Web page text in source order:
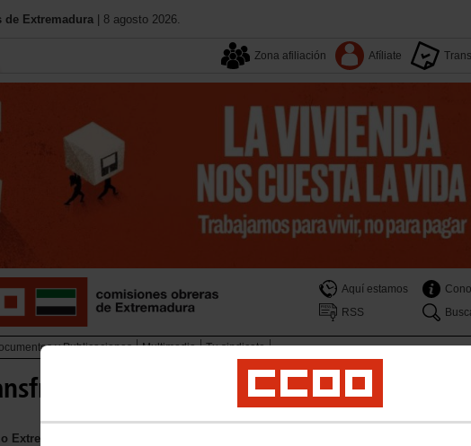
de Extremadura | 8 agosto 2026.
Zona afiliación Afíliate
Aquí estamos
RSS
y Publicaciones Multimedia Tu sindicato
Extremadura-Alentejo
Extremadura-Alentejo es un proyecto piloto que SEXPE (Servicio Extremeño